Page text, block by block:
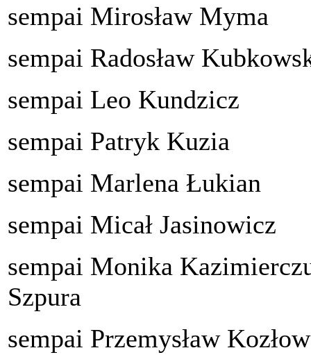
sempai Mirosław Myma
sempai Radosław
sempai Leo Kundzicz
sempai Patryk Kuzia
sempai Marlena Łukian
sempai Micał Jasinowicz
sempai Monika
Szpura
sempai Przemysław